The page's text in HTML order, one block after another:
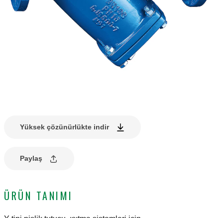
Yüksek çözünürlükte indir
Paylaş
ÜRÜN TANIMI